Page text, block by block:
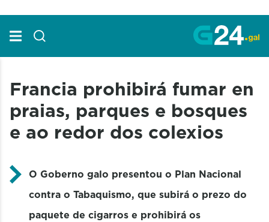
Francia prohibirá fumar en
praias, parques e bosques
e ao redor dos colexios
O Goberno galo presentou o Plan Nacional
contra o Tabaquismo, que subirá o prezo do
paquete de cigarros e prohibirá os